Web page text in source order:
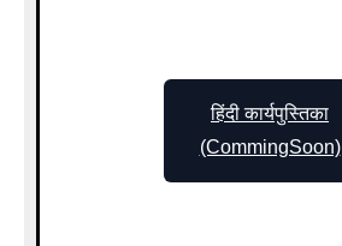
हिंदी कार्यपुस्तिका
(CommingSoon)